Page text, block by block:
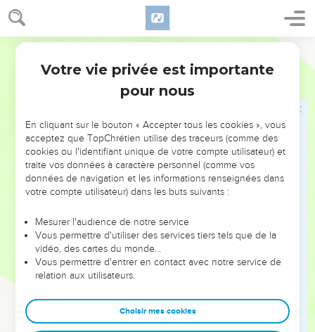
Exode 13
forte.
Dieu conduit la marche de son peuple
Or, quand Pharaon eut laissé aller le peuple, Dieu ne les
conduisit point par le chemin du pays des Philistins, qui est
le plus proche ; car Dieu dit : Il est à craindre que le peuple
ne se repente, quand il verra la guerre, et qu'il ne retourne
en Égypte.
Mais Dieu fit faire au peuple un détour par le chemin du
désert, vers la mer Rouge. Et les enfants d'Israël montèrent
en armes du pays d'Égypte.
fait expressément jurer les enfants en disant : Dieu vous
visitera certainement ; et vous transporterez mes os d'ici
avec vous.
20
du désert.
Et l'Éternel allait devant eux, le jour dans une colonne de
Votre vie privée est importante
pour nous
En cliquant sur le bouton « Accepter tous les cookies », vous
acceptez que TopChrétien utilise des traceurs (comme des
cookies ou l'identifiant unique de votre compte utilisateur) et
traite vos données à caractère personnel (comme vos
données de navigation et les informations renseignées dans
votre compte utilisateur) dans les buts suivants :
Mesurer l'audience de notre service
Vous permettre d'utiliser des services tiers tels que de la
vidéo, des cartes du monde…
Vous permettre d'entrer en contact avec notre service de
relation aux utilisateurs.
Choisir mes cookies